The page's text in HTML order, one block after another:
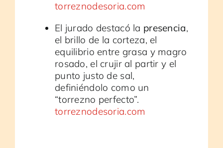
torreznodesoria.com
El jurado destacó la presencia,
el brillo de la corteza, el
equilibrio entre grasa y magro
rosado, el crujir al partir y el
punto justo de sal,
definiéndolo como un
“torrezno perfecto”.
torreznodesoria.com